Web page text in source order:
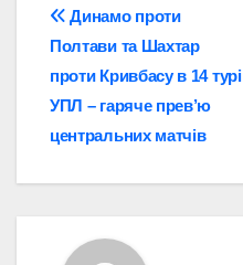
Навігація
записів
Динамо проти
Полтави та Шахтар
проти Кривбасу в 14 турі
УПЛ – гаряче прев’ю
центральних матчів